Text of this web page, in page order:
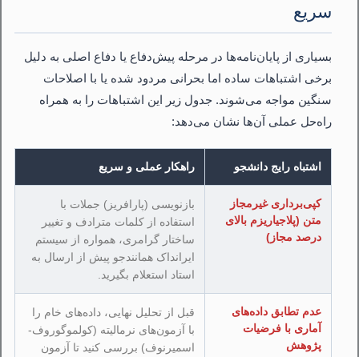
سریع
بسیاری از پایان‌نامه‌ها در مرحله پیش‌دفاع یا دفاع اصلی به دلیل
برخی اشتباهات ساده اما بحرانی مردود شده یا با اصلاحات
سنگین مواجه می‌شوند. جدول زیر این اشتباهات را به همراه
راه‌حل عملی آن‌ها نشان می‌دهد:
اشتباه رایج دانشجو راهکار عملی و سریع
کپی‌برداری غیرمجاز
متن (پلاجیاریزم بالای
درصد مجاز)
بازنویسی (پارافریز) جملات با
استفاده از کلمات مترادف و تغییر
ساختار گرامری، همواره از سیستم
ایرانداک همانندجو پیش از ارسال به
استاد استعلام بگیرید.
عدم تطابق داده‌های
آماری با فرضیات
پژوهش
قبل از تحلیل نهایی، داده‌های خام را
با آزمون‌های نرمالیته (کولموگوروف-
اسمیرنوف) بررسی کنید تا آزمون